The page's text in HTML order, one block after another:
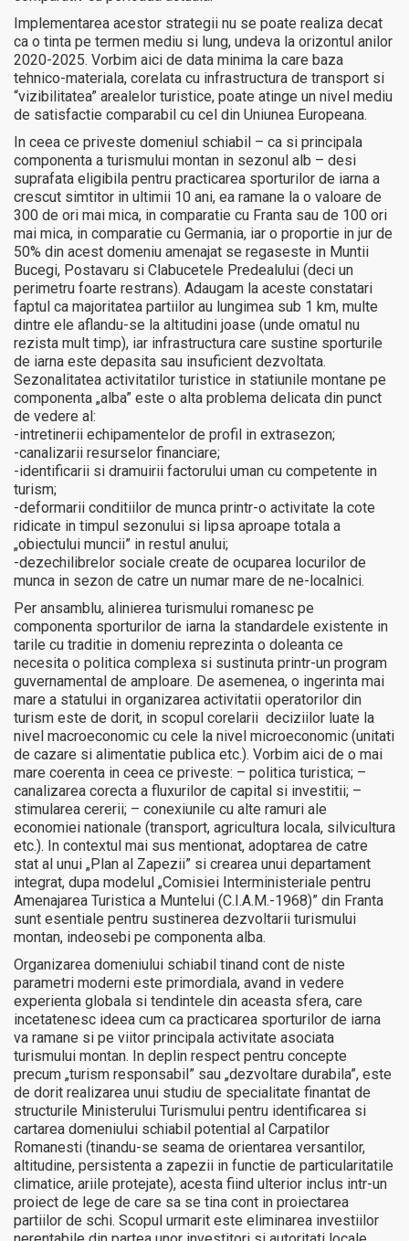
Implementarea acestor strategii nu se poate realiza decat
ca o tinta pe termen mediu si lung, undeva la orizontul anilor
2020-2025. Vorbim aici de data minima la care baza
tehnico-materiala, corelata cu infrastructura de transport si
“vizibilitatea” arealelor turistice, poate atinge un nivel mediu
de satisfactie comparabil cu cel din Uniunea Europeana.
In ceea ce priveste domeniul schiabil – ca si principala
componenta a turismului montan in sezonul alb – desi
suprafata eligibila pentru practicarea sporturilor de iarna a
crescut simtitor in ultimii 10 ani, ea ramane la o valoare de
300 de ori mai mica, in comparatie cu Franta sau de 100 ori
mai mica, in comparatie cu Germania, iar o proportie in jur de
50% din acest domeniu amenajat se regaseste in Muntii
Bucegi, Postavaru si Clabucetele Predealului (deci un
perimetru foarte restrans). Adaugam la aceste constatari
faptul ca majoritatea partiilor au lungimea sub 1 km, multe
dintre ele aflandu-se la altitudini joase (unde omatul nu
rezista mult timp), iar infrastructura care sustine sporturile
de iarna este depasita sau insuficient dezvoltata.
Sezonalitatea activitatilor turistice in statiunile montane pe
componenta „alba” este o alta problema delicata din punct
de vedere al:
-intretinerii echipamentelor de profil in extrasezon;
-canalizarii resurselor financiare;
-identificarii si dramuirii factorului uman cu competente in
turism;
-deformarii conditiilor de munca printr-o activitate la cote
ridicate in timpul sezonului si lipsa aproape totala a
„obiectului muncii” in restul anului;
-dezechilibrelor sociale create de ocuparea locurilor de
munca in sezon de catre un numar mare de ne-localnici.
Per ansamblu, alinierea turismului romanesc pe
componenta sporturilor de iarna la standardele existente in
tarile cu traditie in domeniu reprezinta o doleanta ce
necesita o politica complexa si sustinuta printr-un program
guvernamental de amploare. De asemenea, o ingerinta mai
mare a statului in organizarea activitatii operatorilor din
turism este de dorit, in scopul corelarii deciziilor luate la
nivel macroeconomic cu cele la nivel microeconomic (unitati
de cazare si alimentatie publica etc.). Vorbim aici de o mai
mare coerenta in ceea ce priveste: – politica turistica; –
canalizarea corecta a fluxurilor de capital si investitii; –
stimularea cererii; – conexiunile cu alte ramuri ale
economiei nationale (transport, agricultura locala, silvicultura
etc.). In contextul mai sus mentionat, adoptarea de catre
stat al unui „Plan al Zapezii” si crearea unui departament
integrat, dupa modelul „Comisiei Interministeriale pentru
Amenajarea Turistica a Muntelui (C.I.A.M.-1968)” din Franta
sunt esentiale pentru sustinerea dezvoltarii turismului
montan, indeosebi pe componenta alba.
Organizarea domeniului schiabil tinand cont de niste
parametri moderni este primordiala, avand in vedere
experienta globala si tendintele din aceasta sfera, care
incetatenesc ideea cum ca practicarea sporturilor de iarna
va ramane si pe viitor principala activitate asociata
turismului montan. In deplin respect pentru concepte
precum „turism responsabil” sau „dezvoltare durabila”, este
de dorit realizarea unui studiu de specialitate finantat de
structurile Ministerului Turismului pentru identificarea si
cartarea domeniului schiabil potential al Carpatilor
Romanesti (tinandu-se seama de orientarea versantilor,
altitudine, persistenta a zapezii in functie de particularitatile
climatice, ariile protejate), acesta fiind ulterior inclus intr-un
proiect de lege de care sa se tina cont in proiectarea
partiilor de schi. Scopul urmarit este eliminarea investiilor